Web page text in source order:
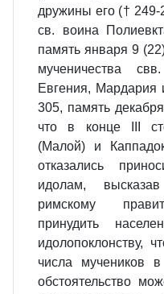
дружины его († 249-
св. воина
память января 9
мученичества
Евгения, Мардария
305, память
что в конце III
(Малой) и
отказались
идолам,
римскому
принудить
идолопоклонству,
числа мучеников
обстоятельство